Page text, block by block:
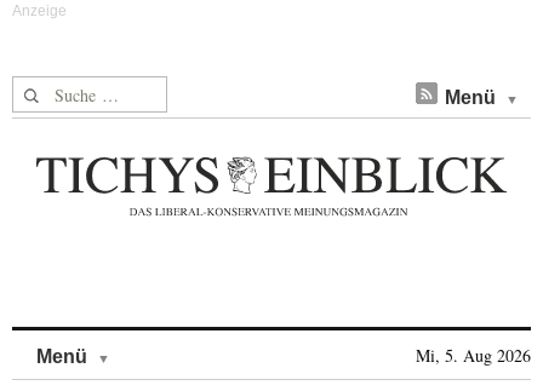
Suche nach: Menü
Menü Mi, 5. Aug 2026